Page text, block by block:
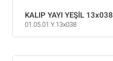
KALIP YAYI YEŞİL 13x038
01.05.01.Y.13x038